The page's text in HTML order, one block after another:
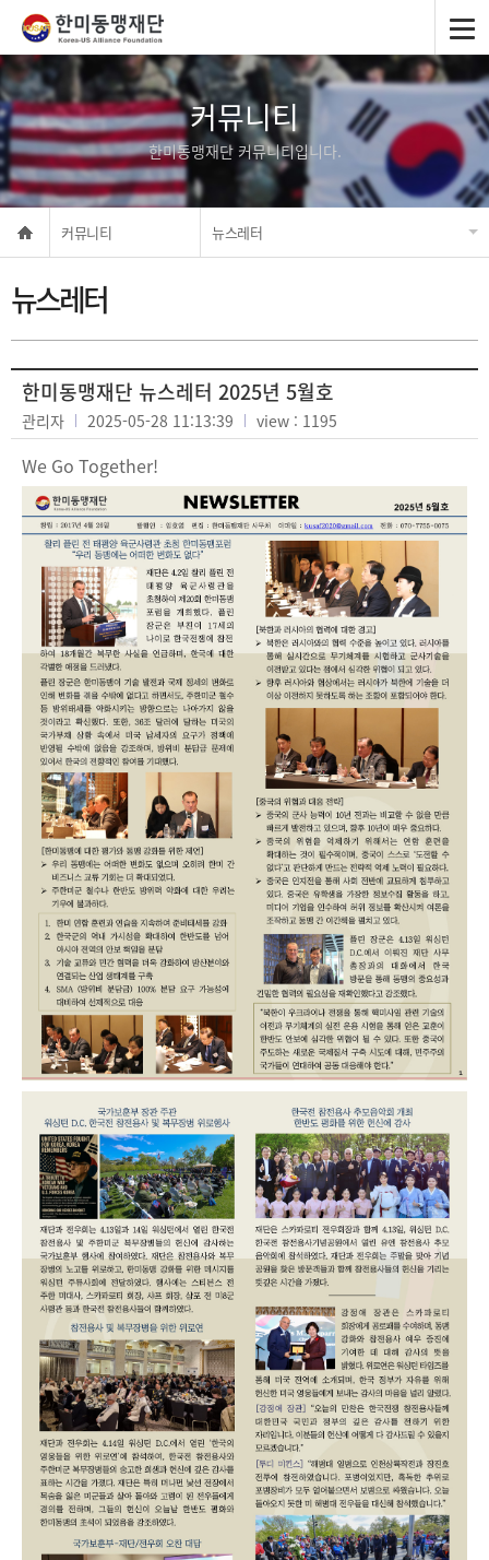
커뮤니티
한미동맹재단 커뮤니티입니다.
커뮤니티 뉴스레터
뉴스레터
한미동맹재단 뉴스레터 2025년 5월호
관리자 2025-05-28 11:13:39 view : 1195
We Go Together!